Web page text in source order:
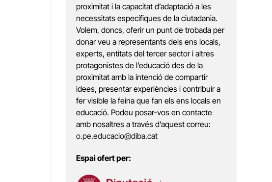
proximitat i la capacitat d’adaptació a les
necessitats específiques de la ciutadania.
Volem, doncs, oferir un punt de trobada per
donar veu a representants dels ens locals,
experts, entitats del tercer sector i altres
protagonistes de l’educació des de la
proximitat amb la intenció de compartir
idees, presentar experiències i contribuir a
fer visible la feina que fan els ens locals en
educació. Podeu posar-vos en contacte
amb nosaltres a través d’aquest correu:
o.pe.educacio@diba.cat
Espai ofert per: